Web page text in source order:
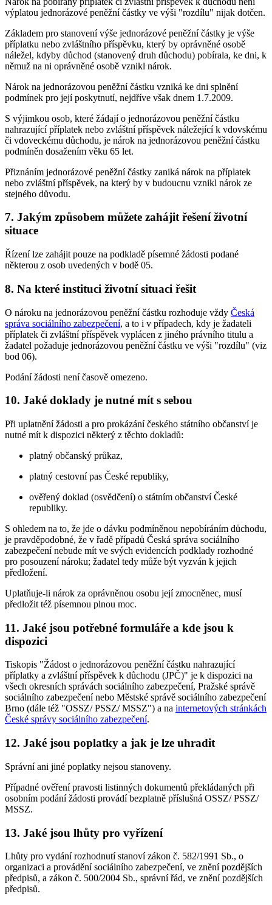
výplatou jednorázové peněžní částky ve výši "rozdílu" nijak dotčen.
Základem pro stanovení výše jednorázové peněžní částky je výše
příplatku nebo zvláštního příspěvku, který by oprávněné osobě
náležel, kdyby důchod (stanovený druh důchodu) pobírala, ke dni, k
němuž na ni oprávněné osobě vznikl nárok.
Nárok na jednorázovou peněžní částku vzniká ke dni splnění
podmínek pro její poskytnutí, nejdříve však dnem 1.7.2009.
S výjimkou osob, které žádají o jednorázovou peněžní částku
nahrazující příplatek nebo zvláštní příspěvek náležející k vdovskému
či vdoveckému důchodu, je nárok na jednorázovou peněžní částku
podmíněn dosažením věku 65 let.
Přiznáním jednorázové peněžní částky zaniká nárok na příplatek
nebo zvláštní příspěvek, na který by v budoucnu vznikl nárok ze
stejného důvodu.
7. Jakým způsobem můžete zahájit řešení životní
situace
Řízení lze zahájit pouze na podkladě písemné žádosti podané
některou z osob uvedených v bodě 05.
8. Na které instituci životní situaci řešit
O nároku na jednorázovou peněžní částku rozhoduje vždy Česká
správa sociálního zabezpečení, a to i v případech, kdy je žadateli
příplatek či zvláštní příspěvek vyplácen z jiného právního titulu a
žadatel požaduje jednorázovou peněžní částku ve výši "rozdílu" (viz
bod 06).
Podání žádosti není časově omezeno.
10. Jaké doklady je nutné mít s sebou
Při uplatnění žádosti a pro prokázání českého státního občanství je
nutné mít k dispozici některý z těchto dokladů:
platný občanský průkaz,
platný cestovní pas České republiky,
ověřený doklad (osvědčení) o státním občanství České
republiky.
S ohledem na to, že jde o dávku podmíněnou nepobíráním důchodu,
je pravděpodobné, že v řadě případů Česká správa sociálního
zabezpečení nebude mít ve svých evidencích podklady rozhodné
pro posouzení nároku; žadatel tedy může být vyzván k jejich
předložení.
Uplatňuje-li nárok za oprávněnou osobu její zmocněnec, musí
předložit též písemnou plnou moc.
11. Jaké jsou potřebné formuláře a kde jsou k
dispozici
Tiskopis "Žádost o jednorázovou peněžní částku nahrazující
příplatky a zvláštní příspěvek k důchodu (JPČ)" je k dispozici na
všech okresních správách sociálního zabezpečení, Pražské správě
sociálního zabezpečení nebo Městské správě sociálního zabezpečení
Brno (dále též "OSSZ/ PSSZ/ MSSZ") a na internetových stránkách
České správy sociálního zabezpečení.
12. Jaké jsou poplatky a jak je lze uhradit
Správní ani jiné poplatky nejsou stanoveny.
Případné ověření pravosti listinných dokumentů překládaných při
osobním podání žádosti provádí bezplatně příslušná OSSZ/ PSSZ/
MSSZ.
13. Jaké jsou lhůty pro vyřízení
Lhůty pro vydání rozhodnutí stanoví zákon č. 582/1991 Sb., o
organizaci a provádění sociálního zabezpečení, ve znění pozdějších
předpisů, a zákon č. 500/2004 Sb., správní řád, ve znění pozdějších
předpisů.